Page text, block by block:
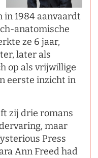
in 1984 aanvaardt
anatomische
ze 6 jaar,
later als
op als vrijwillige
eerste inzicht in
zij drie romans
maar
Press
Ann Freed had